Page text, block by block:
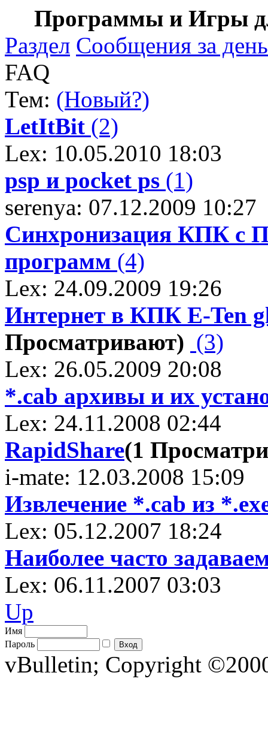
Программы и Игры
Раздел Сообщения за день
FAQ
Тем: (Новый?)
LetItBit (2)
Lex: 10.05.2010 18:03
psp и pocket ps (1)
serenya: 07.12.2009 10:27
Синхронизация КПК с
программ (4)
Lex: 24.09.2009 19:26
Интернет в КПК E-Ten
Просматривают) (3)
Lex: 26.05.2009 20:08
*.cab архивы и их
Lex: 24.11.2008 02:44
RapidShare(1
i-mate: 12.03.2008 15:09
Извлечение *.cab из
Lex: 05.12.2007 18:24
Наиболее часто
Lex: 06.11.2007 03:03
Up
Имя
Пароль
vBulletin; Copyright